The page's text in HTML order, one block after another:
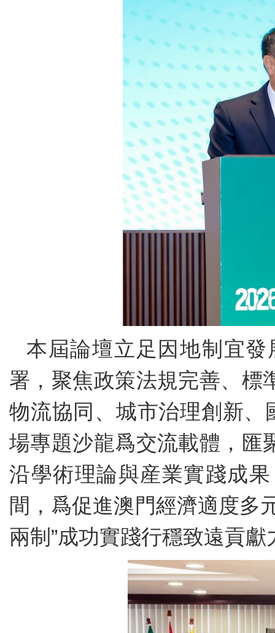
本屆論壇立足因地制宜
署，聚焦政策法規完善、標
物流協同、城市治理創新
場專題沙龍爲交流載體，匯
沿學術理論與産業實踐成
間，爲促進澳門經濟適度多
兩制”成功實踐行穩致遠貢獻